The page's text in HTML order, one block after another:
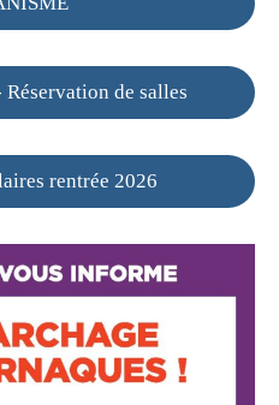
de salles
rentrée 2026